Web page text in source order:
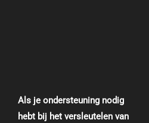
Als je ondersteuning nodig
hebt bij het versleutelen van